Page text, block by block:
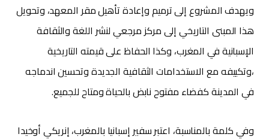
ويهدف المشروع إلى ترميم وإعادة تأهيل مقر المعهد، وتحويل
هذا المبنى التاريخي إلى مركز مرجعي لنشر اللغة والثقافة
الإسبانية في المغرب، وكذا الحفاظ على قيمته التاريخية
،وتكييفه مع الاستخدامات الثقافية الجديدة وتحسين اندماجه
في المدينة كفضاء مفتوح نابض بالحياة ومتاح للجميع.
وفي كلمة بالمناسبة، اعتبر سفير إسبانيا بالمغرب، إنريكي أوخيدا